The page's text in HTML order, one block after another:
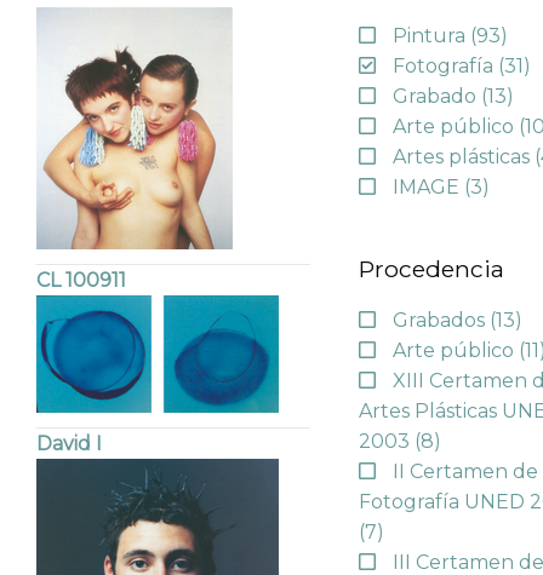
CL 100911
David I
Pintura (93)
Fotografía (31)
Grabado (13)
Arte público
Artes plásticas
IMAGE (3)
Procedencia
Grabados (13)
Arte público
XIII Certamen
Artes Plásticas
2003 (8)
II Certamen de
Fotografía UNED
(7)
III Certamen